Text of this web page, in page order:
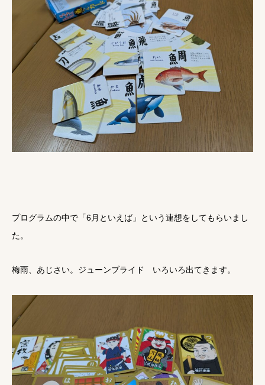
プログラムの中で「6月といえば」という連想をしてもらいまし
た。
梅雨、あじさい。ジューンブライド いろいろ出てきます。